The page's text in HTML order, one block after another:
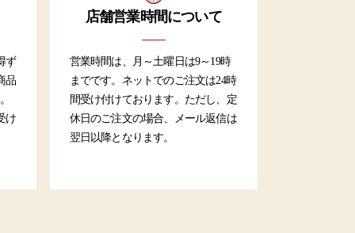
ず
品
け
店舗営業時間について
営業時間は、月～土曜日は9～19時
までです。ネットでのご注文は24時
間受け付けております。ただし、定
休日のご注文の場合、メール返信は
翌日以降となります。